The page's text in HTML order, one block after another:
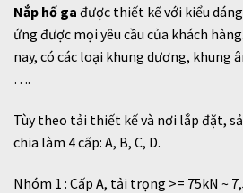
Nắp hố ga được thiết kế với kiểu
ứng được mọi yêu cầu của khách
nay, có các loại khung dương, khung
….
Tùy theo tải thiết kế và nơi lắp đặt,
chia làm 4 cấp: A, B, C, D.
Nhóm 1 : Cấp A, tải trọng >= 75kN ~